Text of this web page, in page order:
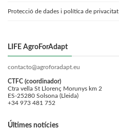
Protecció de dades i política de privacitat
LIFE AgroForAdapt
contacto@agroforadapt.eu
CTFC (coordinador)
Ctra vella St Llorenç Morunys km 2
ES-25280 Solsona (Lleida)
+34 973 481 752
Últimes notícies